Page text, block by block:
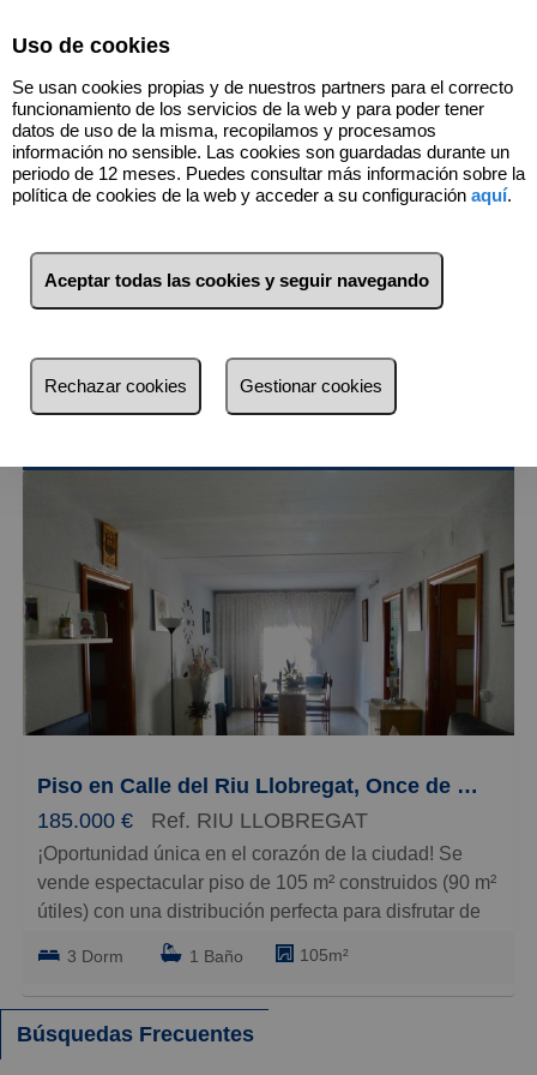
1 Inmuebles El Prat de Llobregat
(Barcelona)
Lista Mapa
más reciente
Baratos
Caros
Pequeños
Grandes
Piso en Calle del Riu Llobregat, Once de Septiembre - Sant Jordi
185.000 €
Ref. RIU LLOBREGAT
¡Oportunidad única en el corazón de la ciudad! Se
vende espectacular piso de 105 m² construidos (90 m²
útiles) con una distribución perfecta para disfrutar de
cada rincón. Este segundo piso sin ascensor, pero con
acceso cómodo, cuenta con tres amplias habitaciones
dobles, ideales para familias o para quienes buscan
espacio adicional. El gran salón comedor es el lugar
3 Dorm 1 Baño 105m²
Búsquedas Frecuentes
Uso de cookies
Se usan cookies propias y de nuestros partners para el correcto
funcionamiento de los servicios de la web y para poder tener
datos de uso de la misma, recopilamos y procesamos
información no sensible. Las cookies son guardadas durante un
periodo de 12 meses. Puedes consultar más información sobre la
política de cookies de la web y acceder a su configuración aquí.
Aceptar todas las cookies y seguir navegando
Rechazar cookies Gestionar cookies